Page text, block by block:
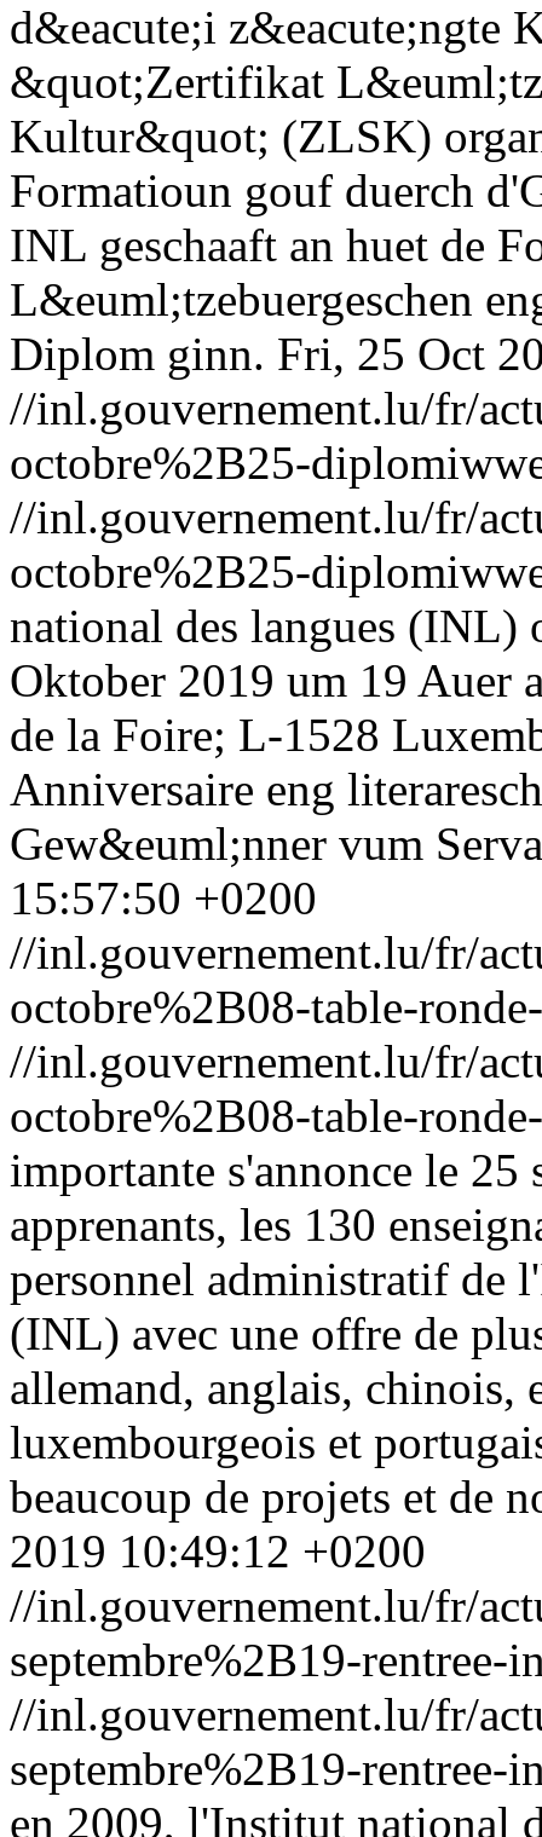
d&eacute;i z&eacute;ngte
&quot;Zertifikat
Kultur&quot; (ZLSK)
Formatioun gouf duerch
INL geschaaft an huet de
L&euml;tzebuergeschen
Diplom ginn. Fri, 25 Oct
//inl.gouvernement.lu/fr/
octobre%2B25-
//inl.gouvernement.lu/fr/
octobre%2B25-
national des langues (INL)
Oktober 2019 um 19 Auer
de la Foire; L-1528
Anniversaire eng
Gew&euml;nner vum
15:57:50 +0200
//inl.gouvernement.lu/fr/
octobre%2B08-table-
//inl.gouvernement.lu/fr/
octobre%2B08-table-
importante s'annonce le 25
apprenants, les 130
personnel administratif de
(INL) avec une offre de
allemand, anglais,
luxembourgeois et
beaucoup de projets et de
2019 10:49:12 +0200
//inl.gouvernement.lu/fr/
septembre%2B19-rentree-
//inl.gouvernement.lu/fr/
septembre%2B19-rentree-
en 2009, l'Institut national